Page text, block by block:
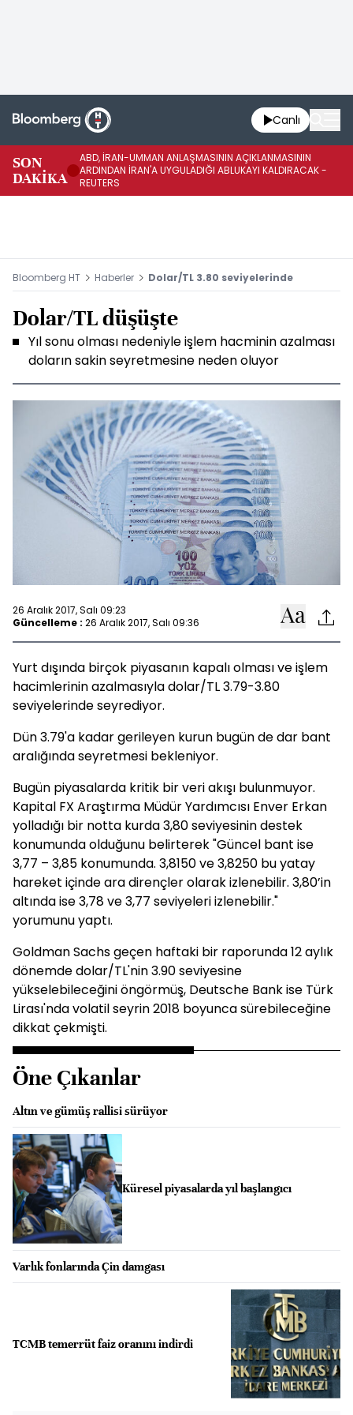
Canlı
SON
DAKİKA
ABD, İRAN-UMMAN ANLAŞMASININ AÇIKLANMASININ
ARDINDAN İRAN'A UYGULADIĞI ABLUKAYI KALDIRACAK -
REUTERS
Bloomberg HT Haberler Dolar/TL 3.80 seviyelerinde
Dolar/TL düşüşte
Yıl sonu olması nedeniyle işlem hacminin azalması
doların sakin seyretmesine neden oluyor
26 Aralık 2017, Salı 09:23
Güncelleme : 26 Aralık 2017, Salı 09:36
Yurt dışında birçok piyasanın kapalı olması ve işlem
hacimlerinin azalmasıyla dolar/TL 3.79-3.80
seviyelerinde seyrediyor.
Dün 3.79'a kadar gerileyen kurun bugün de dar bant
aralığında seyretmesi bekleniyor.
Bugün piyasalarda kritik bir veri akışı bulunmuyor.
Kapital FX Araştırma Müdür Yardımcısı Enver Erkan
yolladığı bir notta kurda 3,80 seviyesinin destek
konumunda olduğunu belirterek "Güncel bant ise
3,77 – 3,85 konumunda. 3,8150 ve 3,8250 bu yatay
hareket içinde ara dirençler olarak izlenebilir. 3,80’in
altında ise 3,78 ve 3,77 seviyeleri izlenebilir."
yorumunu yaptı.
Goldman Sachs geçen haftaki bir raporunda 12 aylık
dönemde dolar/TL'nin 3.90 seviyesine
yükselebileceğini öngörmüş, Deutsche Bank ise Türk
Lirası'nda volatil seyrin 2018 boyunca sürebileceğine
dikkat çekmişti.
Öne Çıkanlar
Altın ve gümüş rallisi sürüyor
Küresel piyasalarda yıl başlangıcı
Varlık fonlarında Çin damgası
TCMB temerrüt faiz oranını indirdi